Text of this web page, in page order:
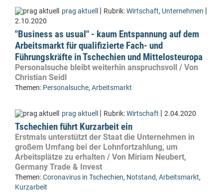
prag aktuell | Rubrik:Wirtschaft, Unternehmen |
2.10.2020
"Business as usual" - kaum Entspannung auf dem
Arbeitsmarkt für qualifizierte Fach- und
Führungskräfte in Tschechien und Mittelosteuropa
Personalsuche bleibt weiterhin anspruchsvoll / Von
Christian Seidl
Themen: Personalsuche, Arbeitsmarkt
prag aktuell | Rubrik:Wirtschaft | 2.04.2020
Tschechien führt Kurzarbeit ein
Erstmals unterstützt der Staat die Unternehmen in
großem Umfang bei der Lohnfortzahlung, um
Arbeitsplätze zu erhalten / Von Miriam Neubert,
Germany Trade & Invest
Themen:Coronavirus in Tschechien, Notstand, Arbeitsmarkt,
Kurzarbeit